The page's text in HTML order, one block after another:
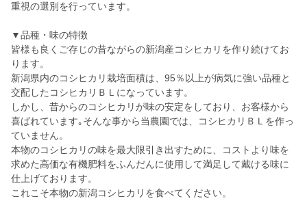
重視の選別を行っています。
▼品種・味の特徴
皆様も良くご存じの昔ながらの新潟産コシヒカリを作り続けてお
ります。
新潟県内のコシヒカリ栽培面積は、95％以上が病気に強い品種と
交配したコシヒカリＢＬになっています。
しかし、昔からのコシヒカリが味の安定をしており、お客様から
喜ばれています｡そんな事から当農園では、コシヒカリＢＬを作っ
ていません。
本物のコシヒカリの味を最大限引き出すために、コストより味を
求めた高価な有機肥料をふんだんに使用して満足して戴ける味に
仕上げております。
これこそ本物の新潟コシヒカリを食べてください。